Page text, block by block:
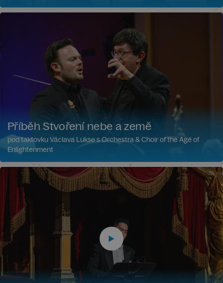
Příběh Stvoření nebe a země
pod taktovku Václava Lukse s Orchestra & Choir of the Age of
Enlightenment